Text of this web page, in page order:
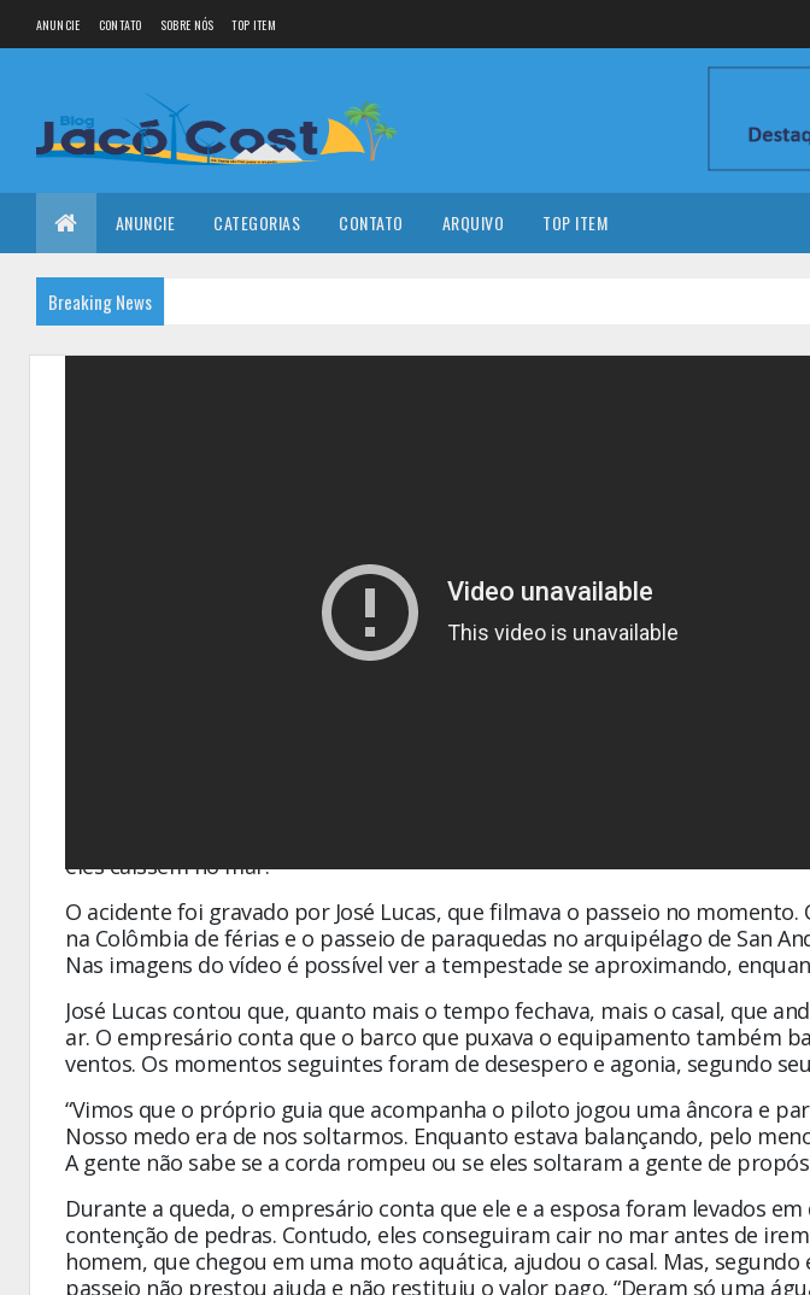
ANUNCIE CONTATO SOBRE NÓS TOP ITEM
ANUNCIE CATEGORIAS CONTATO ARQUIVO TOP ITEM
Breaking News
VÍDEO: Casal de brasileiros cai de paraquedas no mar após corda se
O empresário José Lucas Moulaes Figueiredo, de 29 anos, e a médica
momentos apreensivos durante uma viagem na Colômbia. Na última
Espírito Santo e atualmente mora em Campinas, São Paulo, fazia um
uma lancha, quando uma tempestade se aproximou e a corda do
eles caíssem no mar.
O acidente foi gravado por José Lucas, que filmava o passeio no
na Colômbia de férias e o passeio de paraquedas no arquipélago de San
Nas imagens do vídeo é possível ver a tempestade se aproximando,
José Lucas contou que, quanto mais o tempo fechava, mais o casal, que
ar. O empresário conta que o barco que puxava o equipamento também
ventos. Os momentos seguintes foram de desespero e agonia, segundo
“Vimos que o próprio guia que acompanha o piloto jogou uma âncora e
Nosso medo era de nos soltarmos. Enquanto estava balançando, pelo
A gente não sabe se a corda rompeu ou se eles soltaram a gente de
Durante a queda, o empresário conta que ele e a esposa foram levados
contenção de pedras. Contudo, eles conseguiram cair no mar antes de
homem, que chegou em uma moto aquática, ajudou o casal. Mas,
passeio não prestou ajuda e não restituiu o valor pago. “Deram só uma